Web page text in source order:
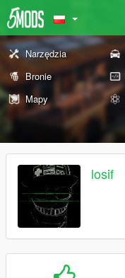
Narzędzia
Bronie
Mapy
losif